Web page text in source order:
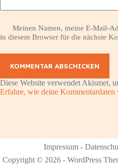
Meinen Namen, meine E-Mail-
in diesem Browser für die nächste
KOMMENTAR ABSCHICKEN
Diese Website verwendet Akismet,
Erfahre, wie deine Kommentardaten
Impressum -
Copyright © 2026 - WordPress